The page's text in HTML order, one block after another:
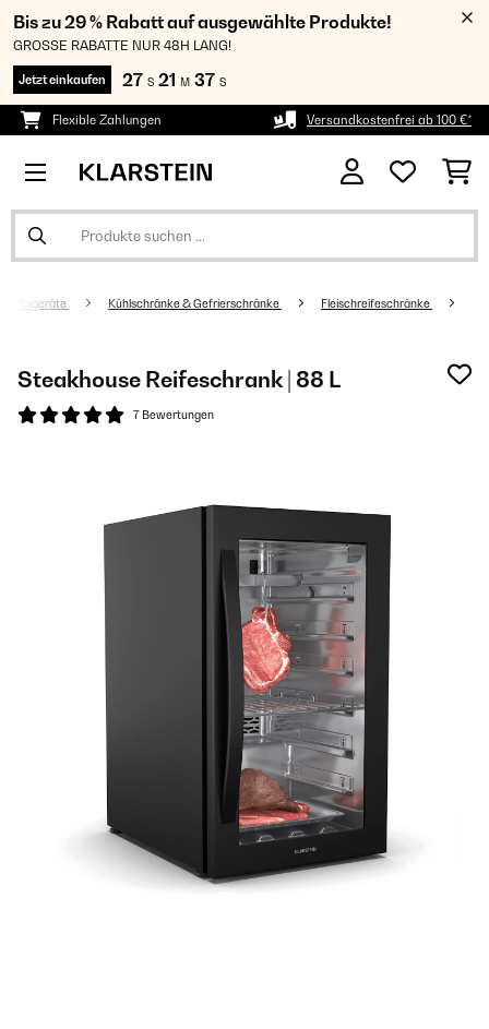
Bis zu 29 % Rabatt auf ausgewählte Produkte!
GROSSE RABATTE NUR 48H LANG!
Jetzt einkaufen 27 S 21 M 37 S
Flexible Zahlungen Versandkostenfrei ab 100 €*
Kühlschränke & Gefrierschränke Fleischreifeschränke
Steakhouse Reifeschrank | 88 L
7 Bewertungen